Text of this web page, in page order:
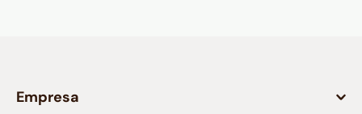
Empresa